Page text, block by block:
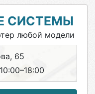
СИСТЕМЫ
любой модели
65